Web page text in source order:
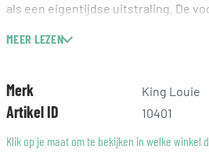
als een eigentijdse uitstraling. De
stretch jersey stof zorgt voor een
je favoriete jeans of een casual rok.
dit duurzame en stijlbewuste
MEER LEZEN
Merk King Louie
Artikel ID
10401
Klik op je maat om te bekijken in welke winkel